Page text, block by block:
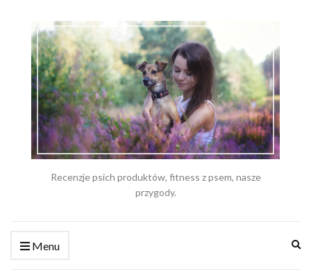
Recenzje psich produktów, fitness z psem, nasze
przygody.
Menu